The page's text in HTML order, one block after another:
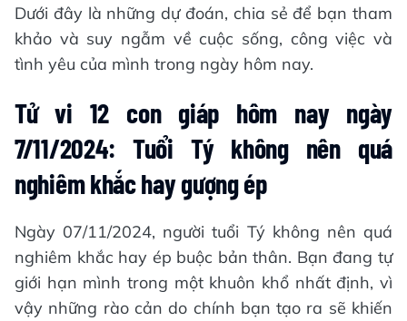
Dưới đây là những dự đoán, chia sẻ để bạn tham
khảo và suy ngẫm về cuộc sống, công việc và
tình yêu của mình trong ngày hôm nay.
Tử vi 12 con giáp hôm nay ngày
7/11/2024: Tuổi Tý không nên quá
nghiêm khắc hay gượng ép
Ngày 07/11/2024, người tuổi Tý không nên quá
nghiêm khắc hay ép buộc bản thân. Bạn đang tự
giới hạn mình trong một khuôn khổ nhất định, vì
vậy những rào cản do chính bạn tạo ra sẽ khiến